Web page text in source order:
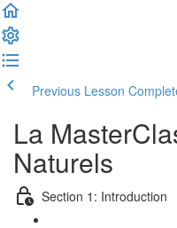
Previous Lesson
La
Naturels
Section 1: Introduction